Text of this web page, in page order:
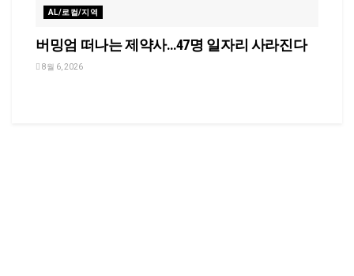
AL/로컬/지역
버밍엄 떠나는 제약사…47명 일자리 사라진다
8월 6, 2026